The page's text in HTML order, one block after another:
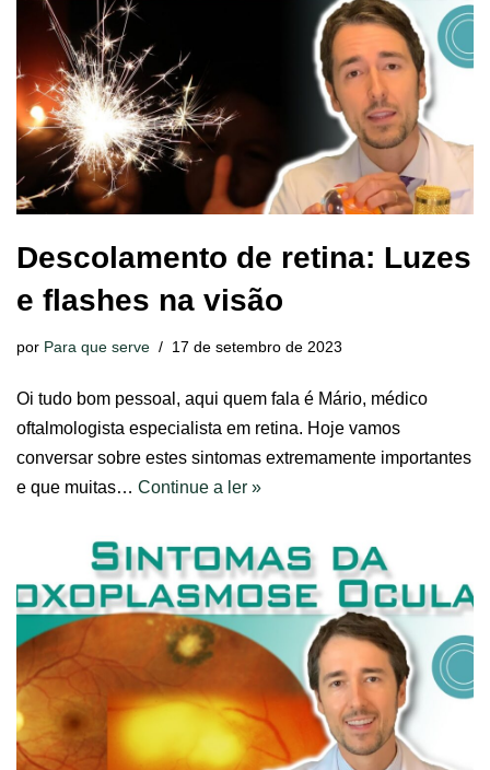
Descolamento de retina: Luzes
e flashes na visão
por Para que serve 17 de setembro de 2023
Oi tudo bom pessoal, aqui quem fala é Mário, médico
oftalmologista especialista em retina. Hoje vamos
conversar sobre estes sintomas extremamente importantes
e que muitas… Continue a ler »